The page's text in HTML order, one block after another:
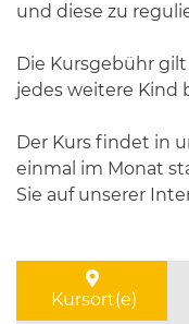
und diese zu
Die Kursgebühr gilt
jedes weitere Kind
Der Kurs findet in
einmal im Monat
Sie auf unserer
Kursort(e)